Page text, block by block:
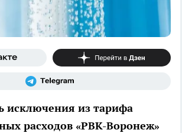
исключения из тарифа
расходов «РВК-Воронеж»